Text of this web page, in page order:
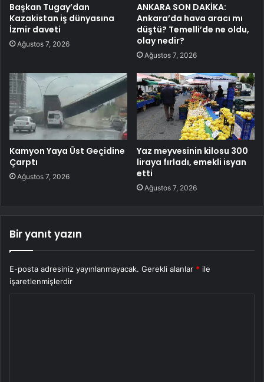
Başkan Tugay’dan
Kazakistan iş dünyasına
İzmir daveti
Ağustos 7, 2026
ANKARA SON DAKİKA:
Ankara’da hava aracı mı
düştü? Temelli’de ne oldu,
olay nedir?
Ağustos 7, 2026
Kamyon Yaya Üst Geçidine
Çarptı
Ağustos 7, 2026
Yaz meyvesinin kilosu 300
liraya fırladı, emekli isyan
etti
Ağustos 7, 2026
Bir yanıt yazın
E-posta adresiniz yayınlanmayacak. Gerekli alanlar * ile
işaretlenmişlerdir